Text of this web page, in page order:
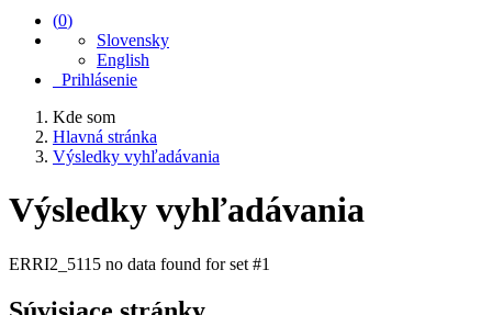
(0)
Slovensky
English
Prihlásenie
Kde som
Hlavná stránka
Výsledky vyhľadávania
Výsledky vyhľadávania
ERRI2_5115 no data found for set #1